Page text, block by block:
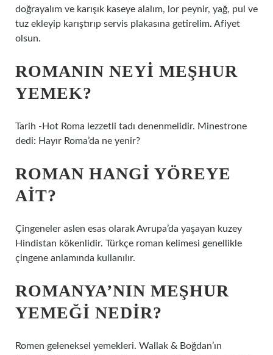
doğrayalım ve karışık kaseye alalım, lor peynir, yağ, pul ve
tuz ekleyip karıştırıp servis plakasına getirelim. Afiyet
olsun.
ROMANIN NEYI MEŞHUR
YEMEK?
Tarih -Hot Roma lezzetli tadı denenmelidir. Minestrone
dedi: Hayır Roma’da ne yenir?
ROMAN HANGI YÖREYE
AIT?
Çingeneler aslen esas olarak Avrupa’da yaşayan kuzey
Hindistan kökenlidir. Türkçe roman kelimesi genellikle
çingene anlamında kullanılır.
ROMANYA’NIN MEŞHUR
YEMEĞI NEDIR?
Romen geleneksel yemekleri. Wallak & Boğdan’ın